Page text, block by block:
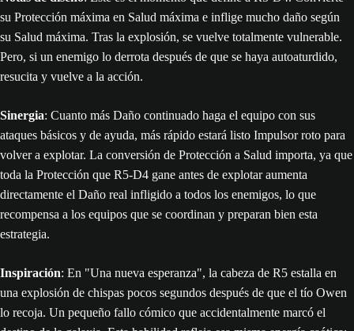
su Protección máxima en Salud máxima e inflige mucho daño según
su Salud máxima. Tras la explosión, se vuelve totalmente vulnerable.
Pero, si un enemigo lo derrota después de que se haya autoaturdido,
resucita y vuelve a la acción.
Sinergia: Cuanto más Daño continuado haga el equipo con sus
ataques básicos y de ayuda, más rápido estará listo Impulsor roto para
volver a explotar. La conversión de Protección a Salud importa, ya que
toda la Protección que R5-D4 gane antes de explotar aumenta
directamente el Daño real infligido a todos los enemigos, lo que
recompensa a los equipos que se coordinan y preparan bien esta
estrategia.
Inspiración: En "Una nueva esperanza", la cabeza de R5 estalla en
una explosión de chispas pocos segundos después de que el tío Owen
lo recoja. Un pequeño fallo cómico que accidentalmente marcó el